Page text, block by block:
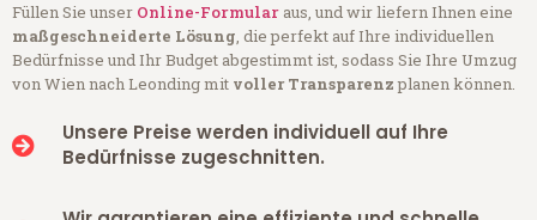
Füllen Sie unser Online-Formular aus, und wir liefern Ihnen eine
maßgeschneiderte Lösung, die perfekt auf Ihre individuellen
Bedürfnisse und Ihr Budget abgestimmt ist, sodass Sie Ihre Umzug
von Wien nach Leonding mit voller Transparenzplanen können.
Unsere Preise werden individuell auf Ihre
Bedürfnisse zugeschnitten.